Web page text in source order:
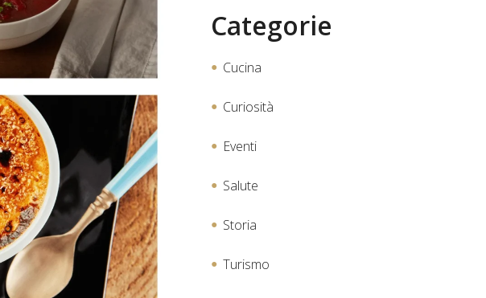
Categorie
Cucina
Curiosità
Eventi
Salute
Storia
Turismo